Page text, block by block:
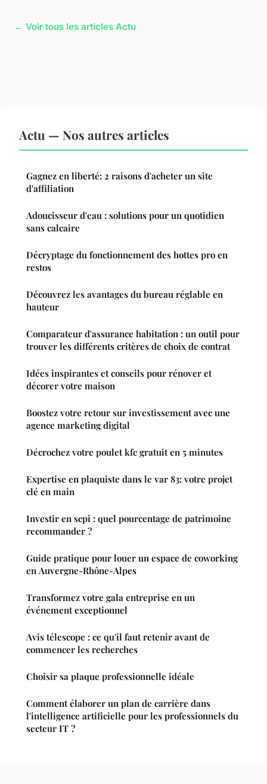
← Voir tous les articles Actu
Actu — Nos autres articles
Gagnez en liberté: 2 raisons d'acheter un site
d'affiliation
Adoucisseur d'eau : solutions pour un quotidien
sans calcaire
Décryptage du fonctionnement des hottes pro en
restos
Découvrez les avantages du bureau réglable en
hauteur
Comparateur d'assurance habitation : un outil pour
trouver les différents critères de choix de contrat
Idées inspirantes et conseils pour rénover et
décorer votre maison
Boostez votre retour sur investissement avec une
agence marketing digital
Décrochez votre poulet kfc gratuit en 5 minutes
Expertise en plaquiste dans le var 83: votre projet
clé en main
Investir en scpi : quel pourcentage de patrimoine
recommander ?
Guide pratique pour louer un espace de coworking
en Auvergne-Rhône-Alpes
Transformez votre gala entreprise en un
événement exceptionnel
Avis télescope : ce qu'il faut retenir avant de
commencer les recherches
Choisir sa plaque professionnelle idéale
Comment élaborer un plan de carrière dans
l'intelligence artificielle pour les professionnels du
secteur IT ?